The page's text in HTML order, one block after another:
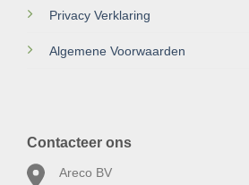
Privacy Verklaring
Algemene Voorwaarden
Contacteer ons
Areco BV